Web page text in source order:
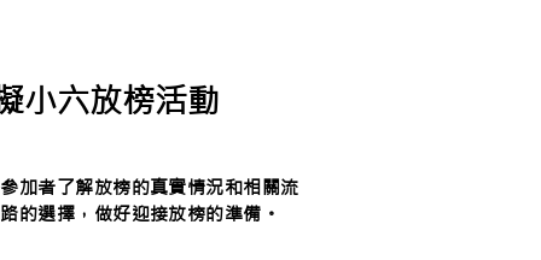
小六放榜活動
加者了解放榜的真實情況和相關流
的選擇，做好迎接放榜的準備。